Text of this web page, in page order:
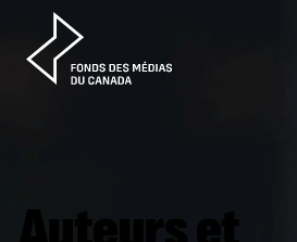
Aller au contenu